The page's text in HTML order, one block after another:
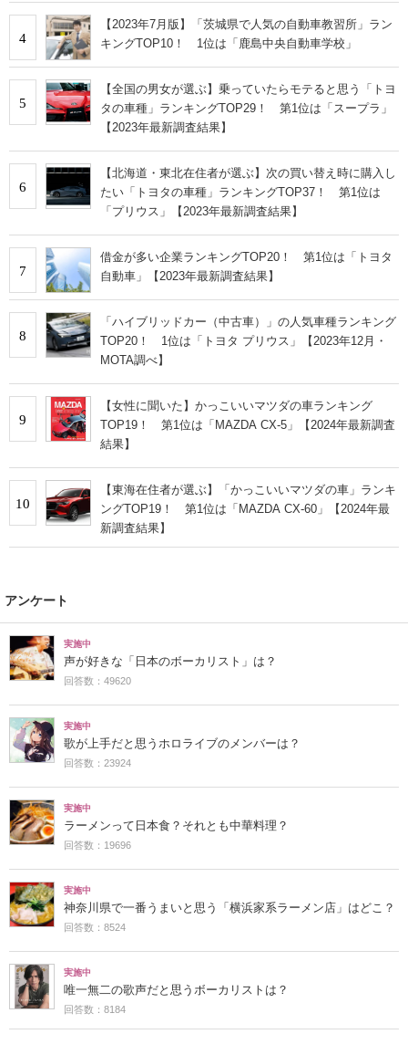
4
【2023年7月版】「茨城県で人気の自動車教習所」ラン
キングTOP10！ 1位は「鹿島中央自動車学校」
5
【全国の男女が選ぶ】乗っていたらモテると思う「トヨ
タの車種」ランキングTOP29！ 第1位は「スープラ」
【2023年最新調査結果】
6
【北海道・東北在住者が選ぶ】次の買い替え時に購入し
たい「トヨタの車種」ランキングTOP37！ 第1位は
「プリウス」【2023年最新調査結果】
7
借金が多い企業ランキングTOP20！ 第1位は「トヨタ
自動車」【2023年最新調査結果】
8
「ハイブリッドカー（中古車）」の人気車種ランキング
TOP20！ 1位は「トヨタ プリウス」【2023年12月・
MOTA調べ】
9
【女性に聞いた】かっこいいマツダの車ランキング
TOP19！ 第1位は「MAZDA CX-5」【2024年最新調査
結果】
10
【東海在住者が選ぶ】「かっこいいマツダの車」ランキ
ングTOP19！ 第1位は「MAZDA CX-60」【2024年最
新調査結果】
アンケート
実施中
声が好きな「日本のボーカリスト」は？
回答数：49620
実施中
歌が上手だと思うホロライブのメンバーは？
回答数：23924
実施中
ラーメンって日本食？それとも中華料理？
回答数：19696
実施中
神奈川県で一番うまいと思う「横浜家系ラーメン店」はどこ？
回答数：8524
実施中
唯一無二の歌声だと思うボーカリストは？
回答数：8184